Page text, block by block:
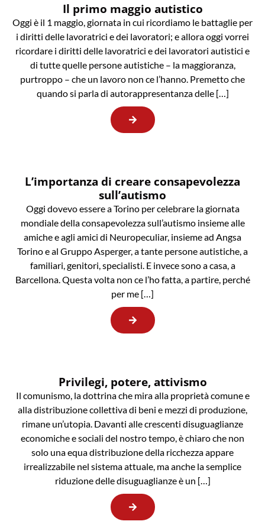
Il primo maggio autistico
Oggi è il 1 maggio, giornata in cui ricordiamo le battaglie per
i diritti delle lavoratrici e dei lavoratori; e allora oggi vorrei
ricordare i diritti delle lavoratrici e dei lavoratori autistici e
di tutte quelle persone autistiche – la maggioranza,
purtroppo – che un lavoro non ce l’hanno. Premetto che
quando si parla di autorappresentanza delle […]
L’importanza di creare consapevolezza
sull’autismo
Oggi dovevo essere a Torino per celebrare la giornata
mondiale della consapevolezza sull’autismo insieme alle
amiche e agli amici di Neuropeculiar, insieme ad Angsa
Torino e al Gruppo Asperger, a tante persone autistiche, a
familiari, genitori, specialisti. E invece sono a casa, a
Barcellona. Questa volta non ce l’ho fatta, a partire, perché
per me […]
Privilegi, potere, attivismo
Il comunismo, la dottrina che mira alla proprietà comune e
alla distribuzione collettiva di beni e mezzi di produzione,
rimane un’utopia. Davanti alle crescenti disuguaglianze
economiche e sociali del nostro tempo, è chiaro che non
solo una equa distribuzione della ricchezza appare
irrealizzabile nel sistema attuale, ma anche la semplice
riduzione delle disuguaglianze è un […]